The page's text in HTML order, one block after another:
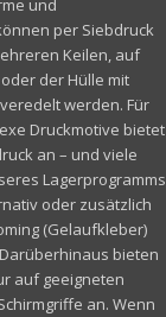
und
per Siebdruck
Keilen, auf
der Hülle mit
werden. Für
Druckmotive bietet
an – und viele
Lagerprogramms
oder zusätzlich
(Gelaufkleber)
bieten
auf geeigneten
an. Wenn